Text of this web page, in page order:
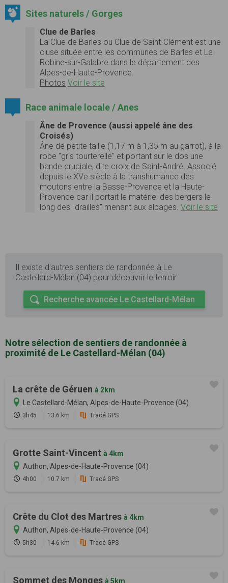
Sites naturels / Gorges
Clue de Barles
La Clue de Barles ou Clue de Saint-Clément est une
cluse située entre les communes de Barles et La
Robine-sur-Galabre dans le département des
Alpes-de-Haute-Provence.
Photos Voir le site
Race animale locale / Anes
Âne de Provence (aussi appelé âne des
Croisés)
Âne de petite taille (1,17 m à 1,35 m au garrot), à la
robe "gris tourterelle" et portant sur le dos une
bande cruciale, dite croix de Saint-André. Associé
depuis le XVe siècle à la transhumance des
moutons entre la Basse-Provence et la Haute-
Provence car il portait le matériel des bergers le
long des "drailles" menant aux alpages. Voir le site
Il existe d'autres sentiers de randonnée à Le
Castellard-Mélan (04) pour découvrir le terroir
Recherche avancée Le Castellard-Mélan
Notre sélection de sentiers de randonnée à
proximité de Le Castellard-Mélan (04)
La crête de Géruen à 2km
Le Castellard-Mélan, Alpes-de-Haute-Provence (04)
3h45 13.6 km Tracé GPS
Grotte Saint-Vincent à 4km
Authon, Alpes-de-Haute-Provence (04)
4h00 10.7 km Tracé GPS
Crête du Clot des Martres à 4km
Authon, Alpes-de-Haute-Provence (04)
5h30 14.6 km Tracé GPS
Sommet des Monges à 5km